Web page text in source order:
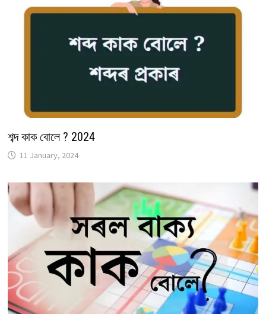
শব্দ কাক বোলে ? 2024
11 January, 2024